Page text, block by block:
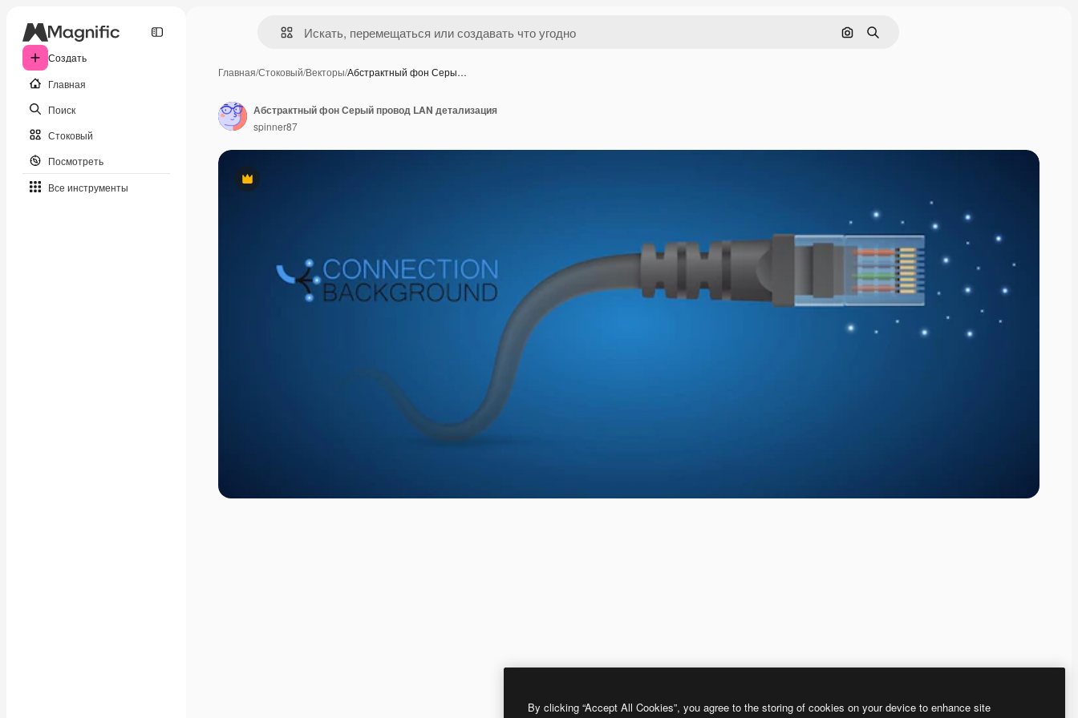
Создать
Главная
Поиск
Стоковый
Посмотреть
Все инструменты
Поиск по изображению
Поиск
Главная/Стоковый/Векторы/Абстрактный фон Серы…
Премиум
Абстрактный фон Серый провод LAN детализация
spinner87
By clicking “Accept All Cookies”, you agree to the storing of cookies on your device to enhance site